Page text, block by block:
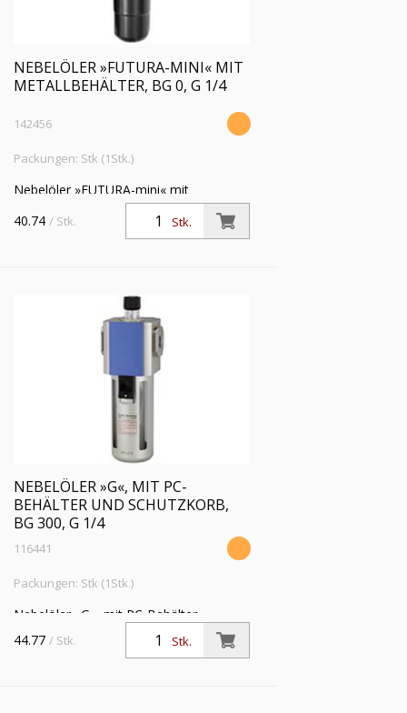
NEBELÖLER »FUTURA-MINI« MIT
METALLBEHÄLTER, BG 0, G 1/4
142456
Packungen: Stk (1Stk.)
Nebelöler »FUTURA-mini« mit
Metallbehälter, BG 0, G 1/4,
Eingangsdruck max. 12 bar, Temp. -10
Stk.
40.74 / Stk.
NEBELÖLER »G«, MIT PC-
BEHÄLTER UND SCHUTZKORB,
BG 300, G 1/4
116441
Packungen: Stk (1Stk.)
Nebelöler »G«, mit PC-Behälter,
Schutzkorb und Haltewinkel, BG 300, G
1/4, Eingangsdruck max. 10 bar,
Stk.
44.77 / Stk.